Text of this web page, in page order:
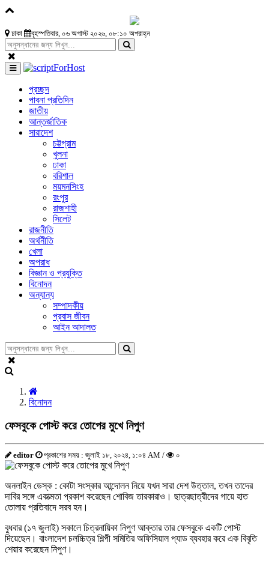
ঢাকা বৃহস্পতিবার, ০৬ অগাস্ট ২০২৬, ০৮:১০ অপরাহ্ন
প্রচ্ছদ
পাবনা প্রতিদিন
জাতীয়
আন্তর্জাতিক
সারাদেশ
চট্টগ্রাম
খুলনা
ঢাকা
বরিশাল
ময়মনসিংহ
রংপুর
রাজশাহী
সিলেট
রাজনীতি
অর্থনীতি
খেলা
অপরাধ
বিজ্ঞান ও প্রযুক্তি
বিনোদন
অন্যান্য
সম্পাদকীয়
প্রবাস জীবন
আইন আদালত
বিনোদন
ফেসবুকে পোস্ট করে তোপের মুখে নিপুণ
editor প্রকাশের সময় : জুলাই ১৮, ২০২৪, ১:০৪ AM / ০
অনলাইন ডেস্ক : কোটা সংস্কার আন্দোলন নিয়ে যখন সারা দেশ উত্তাল, তখন তাদের
দাবির সঙ্গে একাত্মতা প্রকাশ করেছেন শোবিজ তারকারাও। ছাত্রছাত্রীদের গায়ে হাত
তোলায় প্রতিবাদে সরব হন।
বুধবার (১৭ জুলাই) সকালে চিত্রনায়িকা নিপুণ আক্তার তার ফেসবুকে একটি পোস্ট
দিয়েছেন। বাংলাদেশ চলচ্চিত্র শিল্পী সমিতির অফিসিয়াল প্যাড ব্যবহার করে এক বিবৃতি
শেয়ার করেছেন নিপুণ।